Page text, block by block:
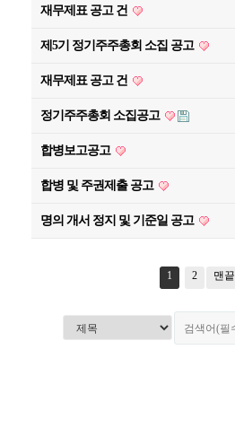
재무제표 공고 건
제5기 정기주주총회 소집 공고
재무제표 공고 건
정기주주총회 소집공고
합병보고공고
합병 및 주권제출 공고
명의 개서 정지 및 기준일 공고
1 2 맨끝